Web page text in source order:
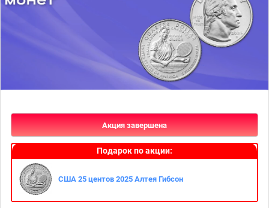
Акция завершена
Подарок по акции:
США 25 центов 2025 Алтея Гибсон